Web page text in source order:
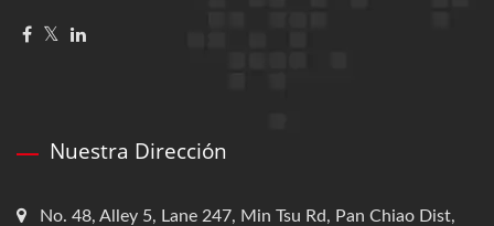
Nuestra Dirección
No. 48, Alley 5, Lane 247, Min Tsu Rd, Pan Chiao Dist,